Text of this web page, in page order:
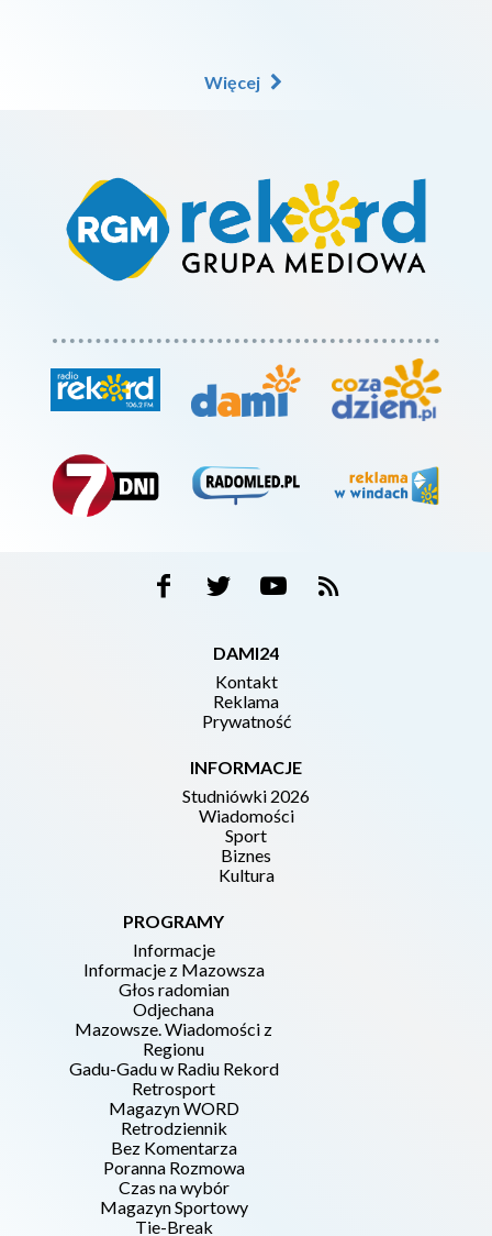
Więcej
DAMI24
Kontakt
Reklama
Prywatność
INFORMACJE
Studniówki 2026
Wiadomości
Sport
Biznes
Kultura
PROGRAMY
Informacje
Informacje z Mazowsza
Głos radomian
Odjechana
Mazowsze. Wiadomości z
Regionu
Gadu-Gadu w Radiu Rekord
Retrosport
Magazyn WORD
Retrodziennik
Bez Komentarza
Poranna Rozmowa
Czas na wybór
Magazyn Sportowy
Tie-Break